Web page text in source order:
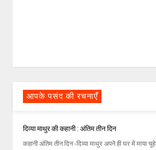
आपके पसंद की रचनाएँ
दिव्या माथुर की कहानी : अंतिम तीन दिन
कहानी अंतिम तीन दिन -दिव्या माथुर अपने ही घर में माया चूहे